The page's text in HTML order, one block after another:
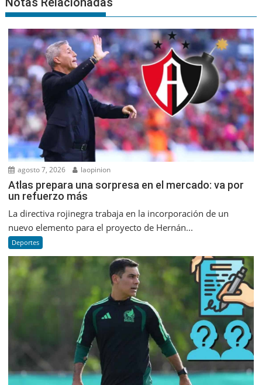
agosto 7, 2026 laopinion
Atlas prepara una sorpresa en el mercado: va por
un refuerzo más
La directiva rojinegra trabaja en la incorporación de un
nuevo elemento para el proyecto de Hernán...
Deportes